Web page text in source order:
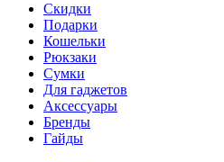
Скидки
Подарки
Кошельки
Рюкзаки
Сумки
Для гаджетов
Аксессуары
Бренды
Гайды